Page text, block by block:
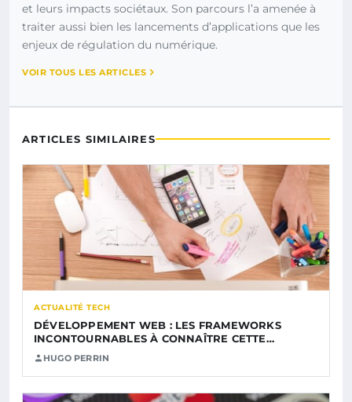
et leurs impacts sociétaux. Son parcours l’a amenée à
traiter aussi bien les lancements d’applications que les
enjeux de régulation du numérique.
VOIR TOUS LES ARTICLES
ARTICLES SIMILAIRES
ACTUALITÉ TECH
DÉVELOPPEMENT WEB : LES FRAMEWORKS
INCONTOURNABLES À CONNAÎTRE CETTE…
HUGO PERRIN